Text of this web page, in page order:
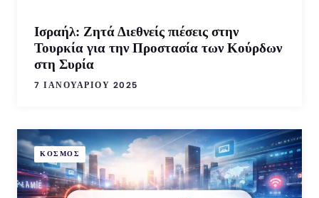
Ισραήλ: Ζητά Διεθνείς πιέσεις στην
Τουρκία για την Προστασία των Κούρδων
στη Συρία
7 ΙΑΝΟΥΑΡΊΟΥ 2025
ΚΟΣΜΟΣ